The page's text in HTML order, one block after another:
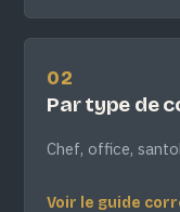
02
Par type de
Chef, office,
Voir le guide